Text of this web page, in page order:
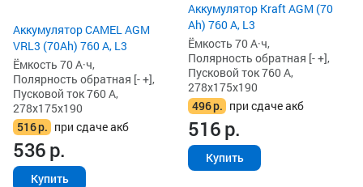
Аккумулятор CAMEL AGM
VRL3 (70Ah) 760 А, L3
Ёмкость 70 А·ч,
Полярность обратная [- +],
Пусковой ток 760 А,
278x175x190
516р. при сдаче акб
536р.
Купить
Аккумулятор Kraft AGM (70
Ah) 760 А, L3
Ёмкость 70 А·ч,
Полярность обратная [- +],
Пусковой ток 760 А,
278x175x190
496р. при сдаче акб
516р.
Купить